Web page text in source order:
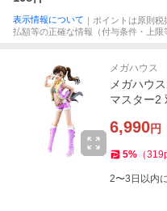
表示情報について ｜ポイントは原則
払額等の正確な情報（付与条件・上
メガハウス
メガハウ
マスター2
6,990円
5% （319
2〜3日以内